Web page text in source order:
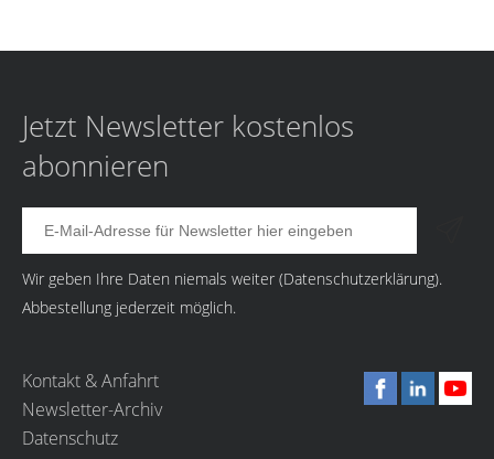
Jetzt Newsletter kostenlos
abonnieren
Wir geben Ihre Daten niemals weiter (Datenschutzerklärung).
Abbestellung jederzeit möglich.
Kontakt & Anfahrt
Newsletter-Archiv
Datenschutz